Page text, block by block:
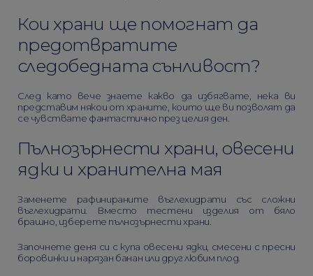
Кои храни ще помогнат да
предотвратите
следобедната сънливост?
След като вече знаете какво да избягвате, нека ви
представим някои от храните, които ще ви позволят да
се чувствате фантастично през целия ден.
Пълнозърнести храни, овесени
ядки и хранителна мая
Заменете рафинираните въглехидрати със сложни
въглехидрати. Вместо тестени изделия от бяло
брашно, изберете пълнозърнести храни.
Започнете деня си с купа овесени ядки, смесени с пресни
боровинки и нарязан банан или друг любим плод.